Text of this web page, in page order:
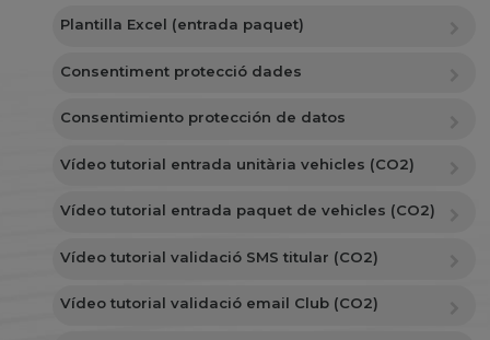
Plantilla Excel (entrada paquet)
Consentiment protecció dades
Consentimiento protección de datos
Vídeo tutorial entrada unitària vehicles (CO2)
Vídeo tutorial entrada paquet de vehicles (CO2)
Vídeo tutorial validació SMS titular (CO2)
Vídeo tutorial validació email Club (CO2)